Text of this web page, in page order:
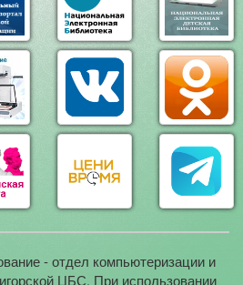
- отдел компьютеризации и
ЦБС. При использовании